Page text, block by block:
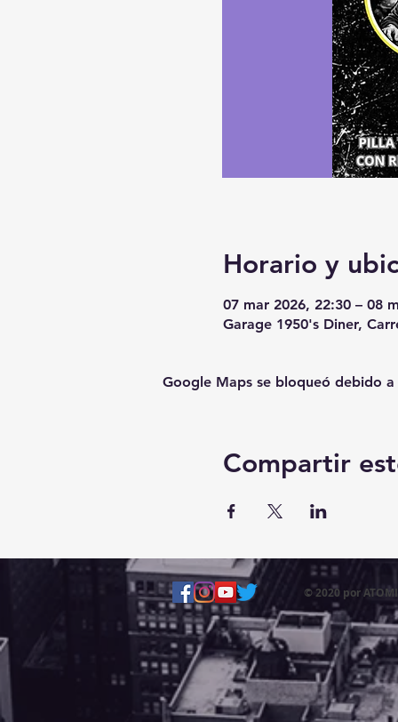
Horario y
07 mar 2026, 22:30 – 08
Garage 1950's Diner,
Google Maps se bloqueó debido
Compartir
© 2020 por